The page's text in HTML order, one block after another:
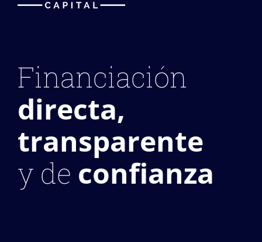
Financiación
directa,
transparente
y de confianza